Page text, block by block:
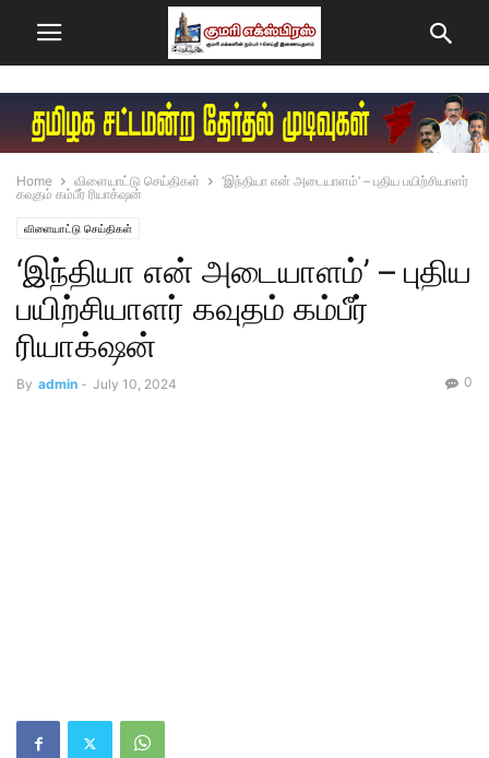
Home விளையாட்டு செய்திகள்
‘இந்தியா என் அடையாளம்’ – புதிய பயிற்சியாளர்
கவுதம் கம்பீர் ரியாக்‌ஷன்
விளையாட்டு செய்திகள்
‘இந்தியா என் அடையாளம்’ – புதிய
பயிற்சியாளர் கவுதம் கம்பீர்
ரியாக்‌ஷன்
By admin - July 10, 2024 0